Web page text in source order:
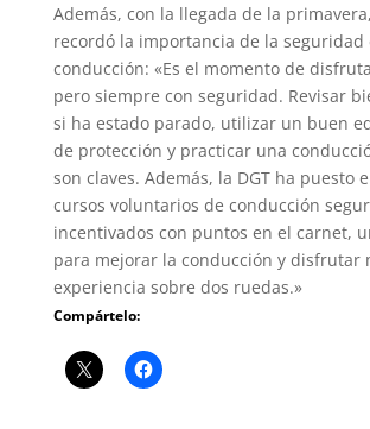
Además, con la llegada de la
recordó la importancia de la seguridad
conducción: «Es el momento de
pero siempre con seguridad. Revisar
si ha estado parado, utilizar un buen
de protección y practicar una
son claves. Además, la DGT ha puesto
cursos voluntarios de conducción
incentivados con puntos en el carnet,
para mejorar la conducción y disfrutar
experiencia sobre dos ruedas.»
Compártelo: